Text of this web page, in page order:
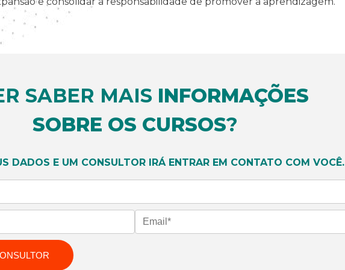
SABER MAIS INFORMAÇÕES
SOBRE OS CURSOS?
DADOS E UM CONSULTOR IRÁ ENTRAR EM CONTATO COM VOCÊ.